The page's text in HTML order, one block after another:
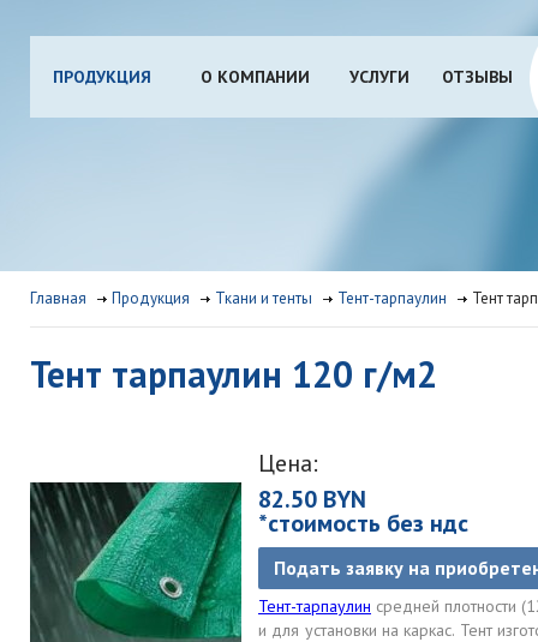
ПРОДУКЦИЯ О КОМПАНИИ УСЛУГИ ОТЗЫВЫ
Главная Продукция Ткани и тенты Тент-тарпаулин Тент
Тент тарпаулин 120 г/м2
Цена:
82.50 BYN
*стоимость без ндс
Подать заявку на
Тент-тарпаулин средней плотности
и для установки на каркас. Тент